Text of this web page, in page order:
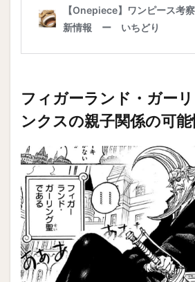
フィガーランド・ガー
ンクスの親子関係の可能